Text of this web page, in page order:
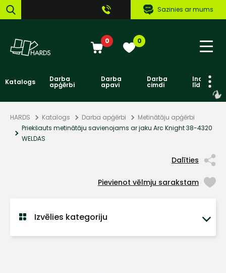
Sazinies ar mums
0 0
Katalogs Darba
apģērbi
Darba
apavi
Darba
cimdi līdzekļi
HARDS Katalogs Darba apģērbi
Metinātāju apģērbi
Priekšauts metinātāju savienojams ar jaku Arc Knight 38-4320
WELDAS
Dalīties
Pievienot vēlmju sarakstam
Izvēlies kategoriju